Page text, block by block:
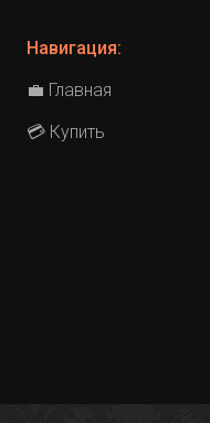
Навигация:
💼 Главная
💳Купить